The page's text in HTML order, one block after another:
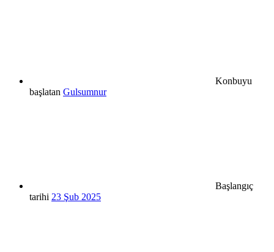
Konbuyu
başlatan Gulsumnur
Başlangıç
tarihi 23 Şub 2025